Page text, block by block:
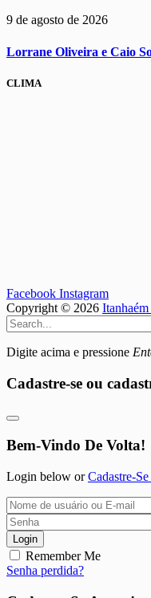
9 de agosto de 2026
Lorrane Oliveira e Caio
CLIMA
Facebook Instagram
Copyright © 2026
Digite acima e pressione
Cadastre-se ou
Bem-Vindo De Volta!
Login below orCadastre-
Login
Remember Me
Senha perdida?